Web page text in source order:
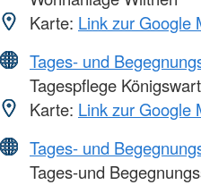
Karte: Link zur Google
Tages- und
Tagespflege
Karte: Link zur Google
Tages- und
Tages-und